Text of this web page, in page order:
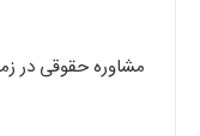
مشاوره حقوقی در